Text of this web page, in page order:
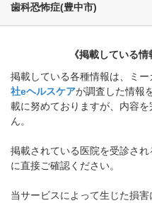
歯科恐怖症(豊中市)
《掲載している
掲載している各種情報は、ミ
社eヘルスケアが調査した情報
載に努めておりますが、内容
ん。
掲載されている医院を受診さ
に直接ご確認ください。
当サービスによって生じた損